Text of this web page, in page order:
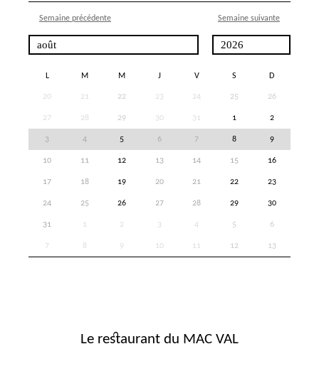
Semaine précédente Semaine suivante
L M M J V S D
20 21 22 23 24 25 26
27 28 29 30 31 1 2
3 4 5 6 7 8 9
10 11 12 13 14 15 16
17 18 19 20 21 22 23
24 25 26 27 28 29 30
31 1 2 3 4 5 6
7 8 9 10 11 12 13
Le restaurant du MAC VAL